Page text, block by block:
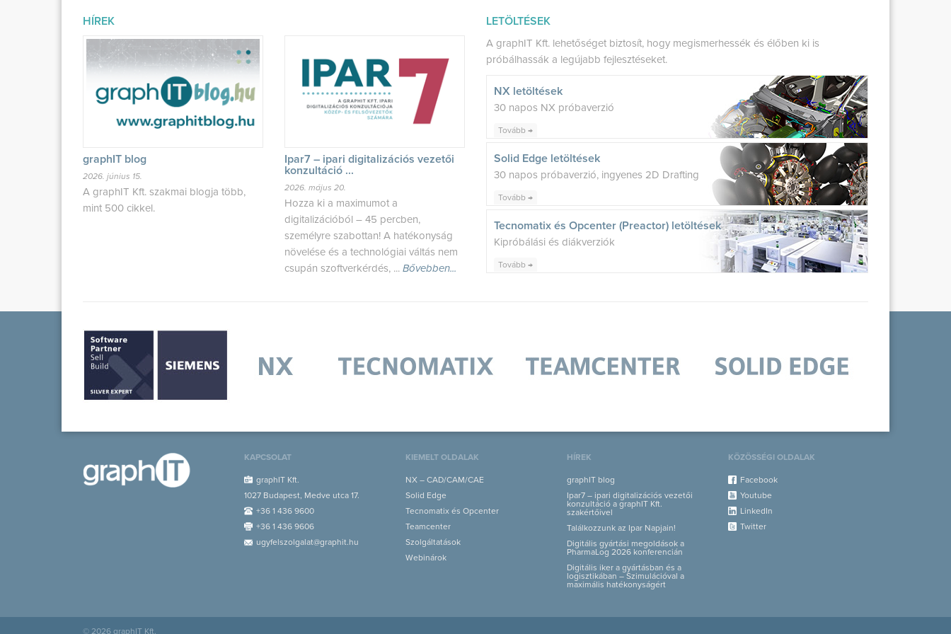
HÍREK
graphIT blog
2026. június 15.
A graphIT Kft. szakmai blogja több,
mint 500 cikkel.
Ipar7 – ipari digitalizációs vezetői
konzultáció ...
2026. május 20.
Hozza ki a maximumot a
digitalizációból – 45 percben,
személyre szabottan! A hatékonyság
növelése és a technológiai váltás nem
csupán szoftverkérdés, ... Bővebben...
LETÖLTÉSEK
A graphIT Kft. lehetőséget biztosít, hogy megismerhessék és élőben ki is
próbálhassák a legújabb fejlesztéseket.
NX letöltések
30 napos NX próbaverzió
Tovább →
Solid Edge letöltések
30 napos próbaverzió, ingyenes 2D Drafting
Tovább →
Tecnomatix és Opcenter (Preactor) letöltések
Kipróbálási és diákverziók
Tovább →
KAPCSOLAT
graphIT Kft.
1027 Budapest, Medve utca 17.
+36 1 436 9600
+36 1 436 9606
ugyfelszolgalat@graphit.hu
KIEMELT OLDALAK
NX – CAD/CAM/CAE
Solid Edge
Tecnomatix és Opcenter
Teamcenter
Szolgáltatások
Webinárok
HÍREK
graphIT blog
Ipar7 – ipari digitalizációs vezetői
konzultáció a graphIT Kft.
szakértőivel
Találkozzunk az Ipar Napjain!
Digitális gyártási megoldások a
PharmaLog 2026 konferencián
Digitális iker a gyártásban és a
logisztikában – Szimulációval a
maximális hatékonyságért
KÖZÖSSÉGI OLDALAK
Facebook
Youtube
LinkedIn
Twitter
© 2026 graphIT Kft.